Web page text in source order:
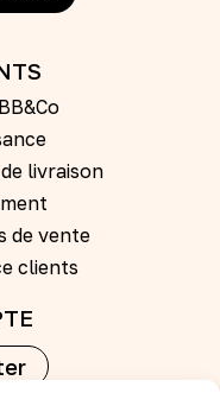
livraison
de vente
clients